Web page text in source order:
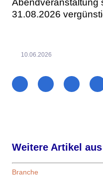
Abendveranstaltung
31.08.2026
10.06.2026
Weitere Artikel
Branche